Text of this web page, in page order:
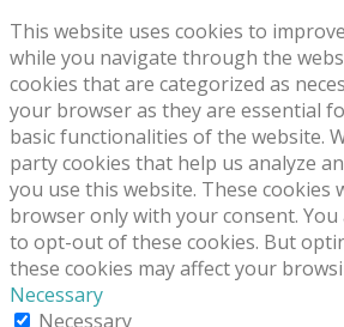
This website uses cookies to
while you navigate through the
cookies that are categorized as
your browser as they are essential
basic functionalities of the website.
party cookies that help us analyze
you use this website. These cookies
browser only with your consent.
to opt-out of these cookies. But
these cookies may affect your
Necessary
Necessary